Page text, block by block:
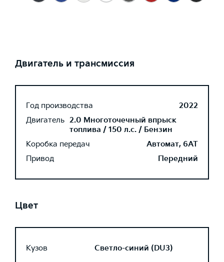
Двигатель и трансмиссия
Год производства
2022
Двигатель 2.0 Многоточечный впрыск
топлива / 150 л.с. / Бензин
Коробка передач
Автомат, 6AT
Привод
Передний
Цвет
Кузов Светло-синий (DU3)